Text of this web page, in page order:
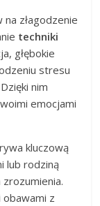
złagodzenie
techniki
głębokie
stresu
nim
emocjami
kluczową
lub rodziną
obawami z